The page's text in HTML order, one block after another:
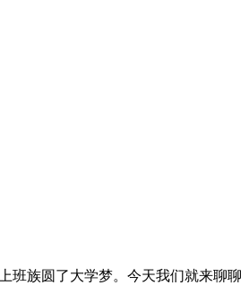
班族圆了大学梦。今天我们就来聊聊